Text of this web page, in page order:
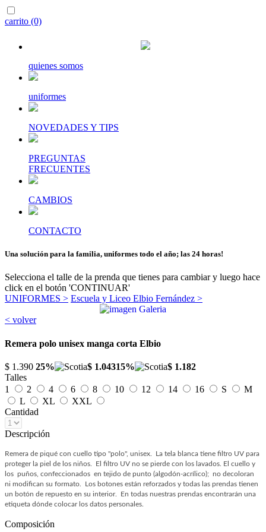
carrito (0)
quienes somos
uniformes
NOVEDADES Y TIPS
PREGUNTAS
FRECUENTES
CAMBIOS
CONTACTO
Una solución para la familia, uniformes todo el año; las 24 horas!
Selecciona el talle de la prenda que tienes para cambiar y luego hace
click en el botón 'CONTINUAR'
UNIFORMES > Escuela y Liceo Elbio Fernández >
< volver
Remera polo unisex manga corta Elbio
$ 1.390 25% $ 1.04315%
$ 1.182
Talles
1
2 4 6 8 10 12 14 16 S
M
L
XL
XXL
Cantidad
Descripción
Remera de piqué con cuello tipo "polo", unisex. La tela blanca tiene filtro UV para
proteger la piel de los niños. El filtro UV no se pierde con los lavados. El cuello y
los puños, confeccionados en tejido de punto (algodón-acrílico); no decoloran
ni modifican su formato. Los botones están reforzados y todas las prendas tienen
un botón de repuesto en su interior. En todas nuestras prendas encontrarán una
etiqueta dónde colocar los datos personales.
Composición